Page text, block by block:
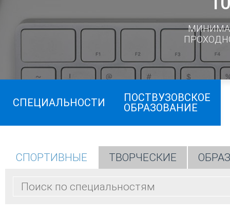
СПЕЦИАЛЬНОСТИ
ПОСТВУЗОВСКОЕ
ОБРАЗОВАНИЕ
СПОРТИВНЫЕ ТВОРЧЕСКИЕ